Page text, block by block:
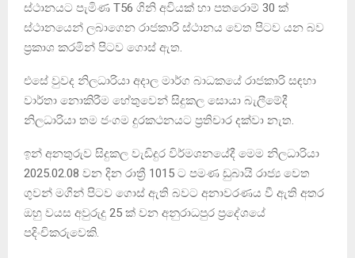
ස්ථානයට පැමිණ T56 ගිනි අවියක් හා පතරොම් 30 ක්
ස්ථානයෙන් ලබාගෙන රාජකාරි ස්ථානය වෙත පිටව යන බව
ප්‍රකාශ කරමින් පිටව ගොස් ඇත.
එසේ වුවද නිලධාරියා අදාල මාර්ග බාධකයේ රාජකාරි සඳහා
වාර්තා නොකිරීම හේතුවෙන් සිදුකල සොයා බැලීමේදී
නිලධාරියා තම ජංගම දුරකථනයට ප්‍රතිචාර දක්වා නැත.
ඉන් අනතුරුව සිදුකල වැඩිදුර විර්මශනයේදී මෙම නිලධාරියා
2025.02.08 වන දින රාත්‍රී 1015 ට පමණ ඩුබායි රාජ්‍ය වෙත
ගුවන් මගින් පිටව ගොස් ඇති බවට අනාවරණය වී ඇති අතර
ඔහු වයස අවුරුදු 25 ක් වන අනුරාධපුර ප්‍රදේශයේ
පදිංචිකරුවෙකි.